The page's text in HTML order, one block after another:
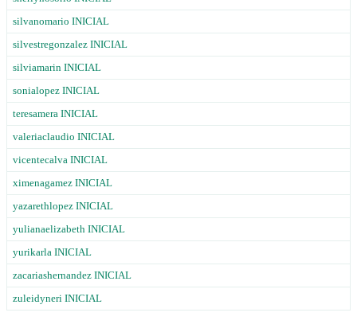
silvanomario INICIAL
silvestregonzalez INICIAL
silviamarin INICIAL
sonialopez INICIAL
teresamera INICIAL
valeriaclaudio INICIAL
vicentecalva INICIAL
ximenagamez INICIAL
yazarethlopez INICIAL
yulianaelizabeth INICIAL
yurikarla INICIAL
zacariashernandez INICIAL
zuleidyneri INICIAL